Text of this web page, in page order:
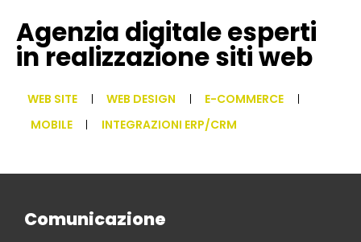
Agenzia digitale esperti
in realizzazione siti web
WEB SITE WEB DESIGN
E-COMMERCE
MOBILE
INTEGRAZIONI ERP/CRM
Comunicazione